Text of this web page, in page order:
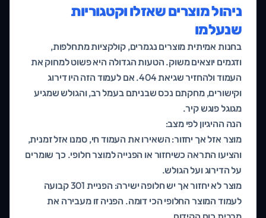
ניהול מוצרים שאזלו וקטגוריות
שנעלמו
בחנות אמיתית מוצרים נגמרים, קולקציות מתחלפות,
ודגמים יוצאים משוק. הטעות הגדולה היא פשוט למחוק את
העמוד ולהחזיר שגיאת 404. אם לעמוד הזה היו דירוג
וקישורים, מחקתם נכס שבניתם בעמל רב, והגולש שמגיע
מגוגל פוגש קיר.
הנה ההיגיון לפי מצב:
מוצר אזל אך יחזור: השאירו את העמוד חי, סמנו אזל זמנית,
והציעו התראה כשיחזור או הפנייה למוצר חלופי. כך שומרים
על הדירוג ועל הגולש.
מוצר לא יחזור אך יש חלופה ישירה: הפניית 301 קבועה
לעמוד המוצר החלופי הכי דומה. הפניה זו מעבירה את